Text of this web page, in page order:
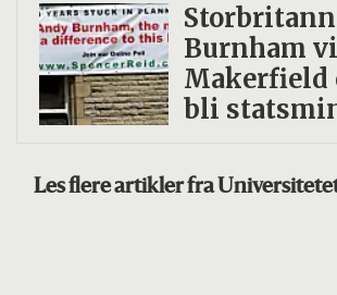
Burnham
Makerfield
bli
Les flere artikler fra